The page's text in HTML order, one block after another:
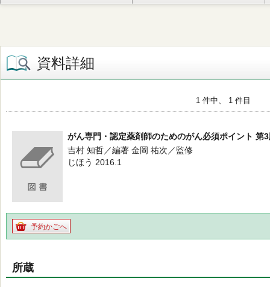
資料詳細
1 件中、 1 件目
がん専門・認定薬剤師のためのがん必須ポイント 第
吉村 知哲／編著 金岡 祐次／監修
じほう 2016.1
予約かごへ
所蔵